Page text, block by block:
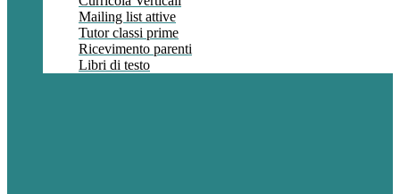
Mailing list attive
Tutor classi prime
Ricevimento parenti
Libri di testo